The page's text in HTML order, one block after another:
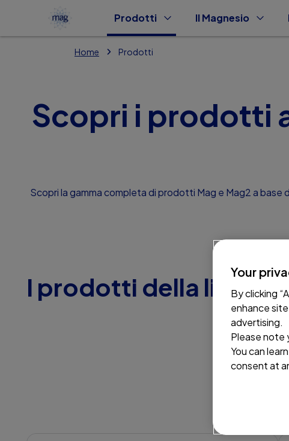
Prodotti Il Magnesio
Home Prodotti
Scopri i prodotti
Scopri la gamma completa di prodotti Mag e Mag2 a
I prodotti della linea
Your
By clicking
enhance
advertising.
Please note
You can
consent at